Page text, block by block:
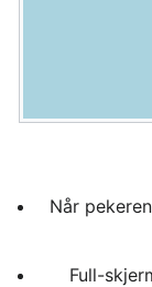
Når
Full-